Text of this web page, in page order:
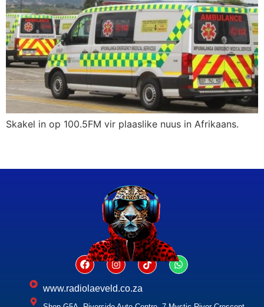
Skakel in op 100.5FM vir plaaslike nuus in Afrikaans.
www.radiolaeveld.co.za